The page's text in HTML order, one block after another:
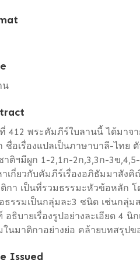
น
ที่ 412 พระคัมภีร์ใบลานนี้ ได้มา
ชื่อเรื่องแปลเป็นภาษาบาลี-ไทย
าติฯมีผูก 1-2,1ก-2ก,3,3ก-3ข
าเกี่ยวกับคัมภีร์เรื่องอภิธัมมาสัง
กา เป็นที่รวมธรรมะหัวข้อหลัก
ธรรมเป็นกลุ่มละ3 ชนิด เช่นกลุ่ม
ธิบายเรื่องรูปอย่างละเอียด 4
ในมาติกาอย่างย่อ คล้ายบทสรุป
Issued